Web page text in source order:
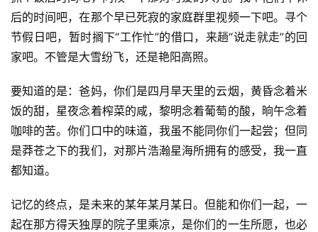
后的时间吧，在那个早已死寂的家庭群里视频一下吧。寻个
节假日吧，暂时搁下“工作忙”的借口，来趟“说走就走”的回
家吧。不管是大雪纷飞，还是艳阳高照。
要知道的是：爸妈，你们是四月旱天里的云烟，黄昏念着米
饭的甜，星夜念着榨菜的咸，黎明念着葡萄的酸，晌午念着
咖啡的苦。你们口中的味道，我虽不能同你们一起尝；但同
是莽苍之下的我们，对那片浩瀚星海所拥有的感受，我一直
都知道。
记忆的终点，是未来的某年某月某日。但能和你们一起，一
起在那方得天独厚的院子里乘凉，是你们的一生所愿，也必